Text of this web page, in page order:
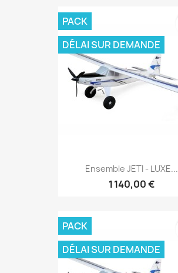
Ensemble JETI - LUXE...
1 140,00 €
PACK
DÉLAI SUR DEMANDE
PACK
DÉLAI SUR DEMANDE